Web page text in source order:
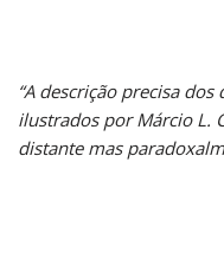
“A descrição precisa
ilustrados por Márcio L.
distante mas